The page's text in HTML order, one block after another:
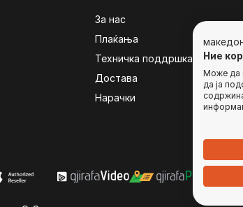
За нас
Плаќања
Техничка поддршка
Достава
Нарачки
Ние
Може да
да ја